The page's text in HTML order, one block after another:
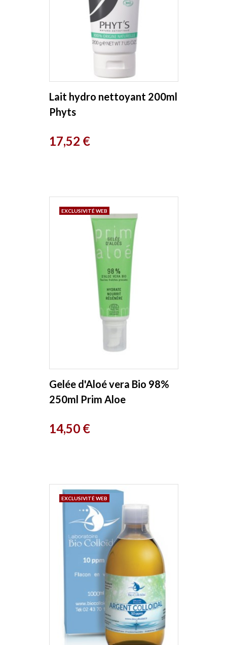
Lait hydro nettoyant 200ml
Phyts
Prix
17,52 €
Gelée d'Aloé vera Bio 98%
250ml Prim Aloe
Prix
14,50 €
EXCLUSIVITÉ WEB
EXCLUSIVITÉ WEB